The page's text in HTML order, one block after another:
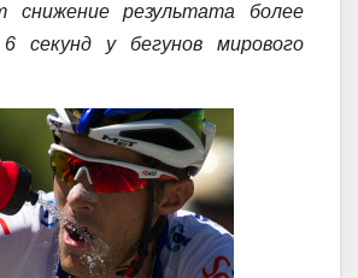
снижение результата более
секунд у бегунов мирового